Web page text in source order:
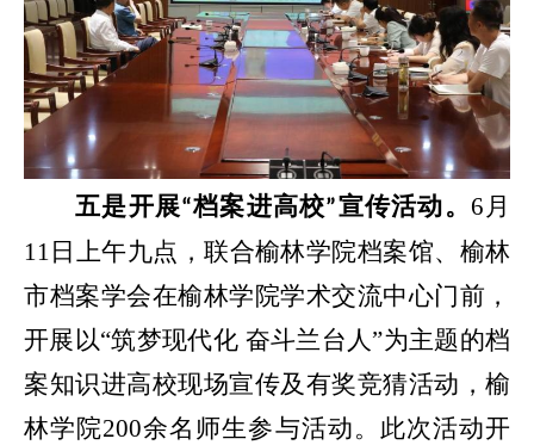
五是开展“档案进高校”宣传活动。 6月
11日上午九点，联合榆林学院档案馆、榆林
市档案学会在榆林学院学术交流中心门前，
开展以“筑梦现代化 奋斗兰台人”为主题的档
案知识进高校现场宣传及有奖竞猜活动，榆
林学院200余名师生参与活动。 此次活动开